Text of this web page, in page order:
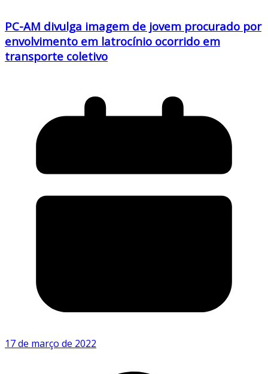
PC-AM divulga imagem de jovem procurado por
envolvimento em latrocínio ocorrido em
transporte coletivo
17 de março de 2022